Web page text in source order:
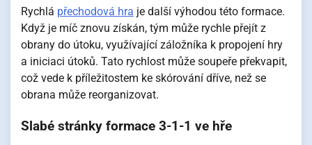
Rychlá přechodová hra je další výhodou této formace.
Když je míč znovu získán, tým může rychle přejít z
obrany do útoku, využívající záložníka k propojení hry
a iniciaci útoků. Tato rychlost může soupeře překvapit,
což vede k příležitostem ke skórování dříve, než se
obrana může reorganizovat.
Slabé stránky formace 3-1-1 ve hře